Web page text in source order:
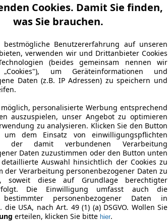
Cookies. Damit Sie finden,
was Sie brauchen.
Benutzererfahrung auf unseren
verwenden wir und Drittanbieter Cookies
(beides gemeinsam nennen wir
„Cookies"), um Geräteinformationen und
Daten (z.B. IP Adressen) zu speichern und
personalisierte Werbung entsprechend
auszuspielen, unser Angebot zu optimieren
zu analysieren. Klicken Sie den Button
dem Einsatz von einwilligungspflichten
der damit verbundenen Verarbeitung
Daten zuzustimmen oder den Button unten
Auswahl hinsichtlich der Cookies zu
der Verarbeitung personenbezogener Daten zu
soweit diese auf Grundlage berechtigter
Die Einwilligung umfasst auch die
bestimmter personenbezogener Daten in
USA, nach Art. 49 (1) (a) DSGVO. Wollen Sie
erteilen, klicken Sie bitte hier.